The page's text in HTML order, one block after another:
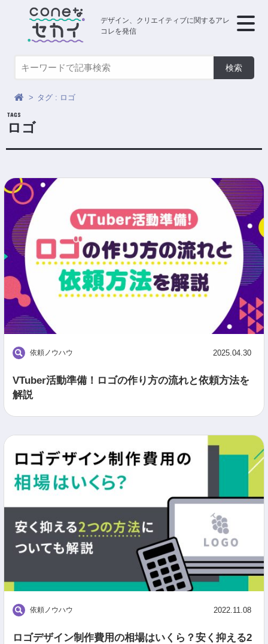
デザイン、クリエイティブに関するアレ
コレを発信
タグ : ロゴ
ロゴ
依頼ノウハウ 2025.04.30
VTuber活動準備！ロゴの作り方の流れと依頼方法を
解説
依頼ノウハウ 2022.11.08
ロゴデザイン制作費用の相場はいくら？安く抑える2